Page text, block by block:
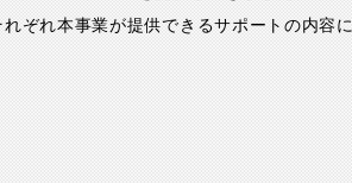
ぞれ本事業が提供できるサポートの内容に